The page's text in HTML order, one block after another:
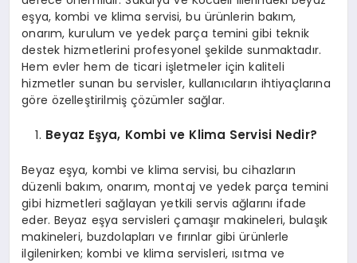
eşya, kombi ve klima servisi, bu ürünlerin bakım,
onarım, kurulum ve yedek parça temini gibi teknik
destek hizmetlerini profesyonel şekilde sunmaktadır.
Hem evler hem de ticari işletmeler için kaliteli
hizmetler sunan bu servisler, kullanıcıların ihtiyaçlarına
göre özelleştirilmiş çözümler sağlar.
Beyaz Eşya, Kombi ve Klima Servisi Nedir?
Beyaz eşya, kombi ve klima servisi, bu cihazların
düzenli bakım, onarım, montaj ve yedek parça temini
gibi hizmetleri sağlayan yetkili servis ağlarını ifade
eder. Beyaz eşya servisleri çamaşır makineleri, bulaşık
makineleri, buzdolapları ve fırınlar gibi ürünlerle
ilgilenirken; kombi ve klima servisleri, ısıtma ve